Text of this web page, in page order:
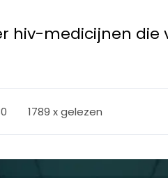
hiv-medicijnen
1789 x gelezen